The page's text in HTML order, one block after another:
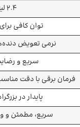
۲.۴ لیتری تنفس طبیعی
توان کافی
نرمی تعویض
سریع و
فرمان برقی با دقت
پایدار در
سریع، مطمئن و